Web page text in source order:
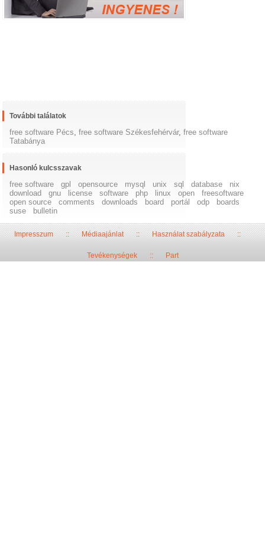
További találatok
free software Pécs,free software Székesfehérvár,free software
Tatabánya
Hasonló kulcsszavak
free software gpl opensource mysql unix sql database
nix
download
gnu license software php linux open
freesoftware
open source
comments downloads board portál odp
boards
suse
bulletin
Impresszum::Médiaajánlat::Használat szabályzata::
Tevékenységek:: Part